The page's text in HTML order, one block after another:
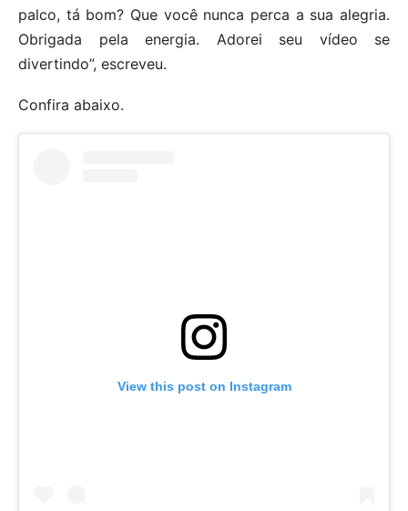
palco, tá bom? Que você nunca perca a sua alegria.
Obrigada pela energia. Adorei seu vídeo se
divertindo”, escreveu.
Confira abaixo.
View this post on Instagram